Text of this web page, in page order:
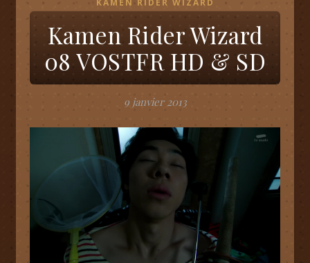
KAMEN RIDER WIZARD
Kamen Rider Wizard
08 VOSTFR HD & SD
9 janvier 2013